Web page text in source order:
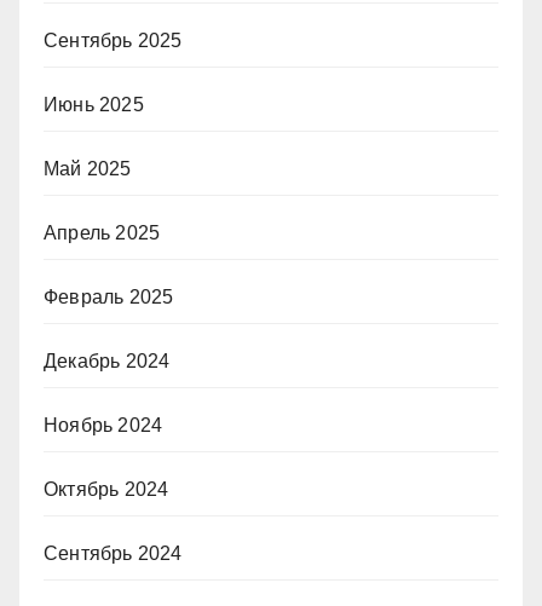
Сентябрь 2025
Июнь 2025
Май 2025
Апрель 2025
Февраль 2025
Декабрь 2024
Ноябрь 2024
Октябрь 2024
Сентябрь 2024